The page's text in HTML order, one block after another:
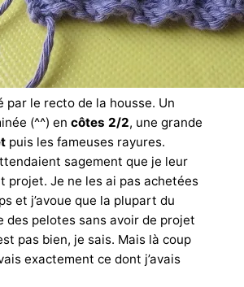
par le recto de la housse. Un
(^^) en côtes 2/2, une grande
puis les fameuses rayures.
sagement que je leur
projet. Je ne les ai pas achetées
et j’avoue que la plupart du
des pelotes sans avoir de projet
pas bien, je sais. Mais là coup
exactement ce dont j’avais